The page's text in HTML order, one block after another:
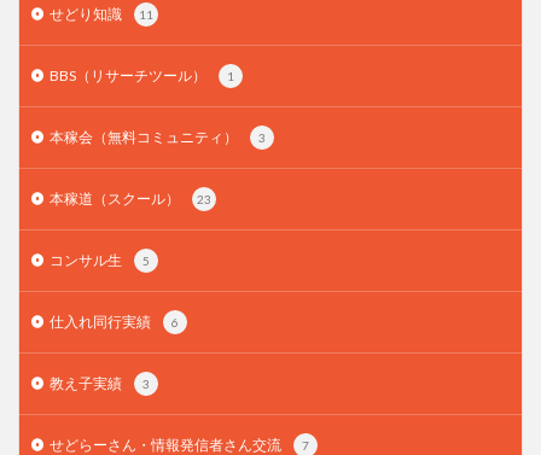
せどり知識 11
BBS（リサーチツール） 1
本稼会（無料コミュニティ） 3
本稼道（スクール） 23
コンサル生 5
仕入れ同行実績 6
教え子実績 3
せどらーさん・情報発信者さん交流 7